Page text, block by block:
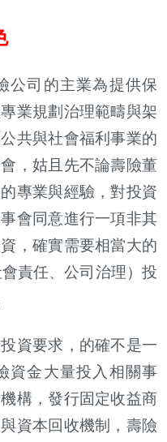
公司的主業為提供保
業規劃治理範疇與架
共與社會福利事業的
，姑且先不論壽險董
專業與經驗，對投資
會同意進行一項非其
，確實需要相當大的
會責任、公司治理）投
資要求，的確不是一
資金大量投入相關事
構，發行固定收益商
資本回收機制，壽險